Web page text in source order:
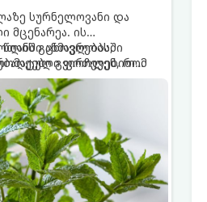
სურნელოვანი და
მცენარეა. ის
ცხოვრებას,
გვირჩევენ, რომ
მოვიყვანოთ, რადგან
ის ფესვებით
და სხვა
განმავლობაში
ფოთლებით